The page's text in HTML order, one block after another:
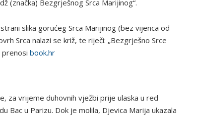
(značka) Bezgrješnog Srca Marijinog“.
slika gorućeg Srca Marijinog (bez vijenca od
Srca nalazi se križ, te riječi: „Bezgrješno Srce
prenosi book.hr
za vrijeme duhovnih vježbi prije ulaska u red
Bac u Parizu. Dok je molila, Djevica Marija ukazala